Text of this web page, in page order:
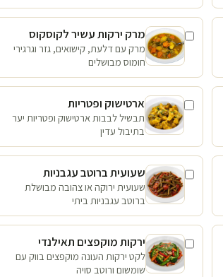
מרק ירקות עשיר לקוסקוס
מרק עם דלעת, קישואים, גזר וגרגירי
חומוס מבושלים
ארטישוק ופטריות
תבשיל לבבות ארטישוק ופטריות יער
בתיבול עדין
שעועית ברוטב עגבניות
שעועית ירוקה או צהובה מבושלת
ברוטב עגבניות ביתי
ירקות מוקפצים תאילנדי
לקט ירקות העונה מוקפצים בווק עם
שומשום ורוטב סויה